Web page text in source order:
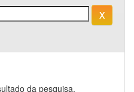
da pesquisa.